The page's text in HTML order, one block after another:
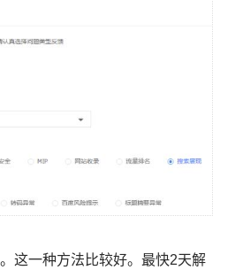
这一种方法比较好。最快2天解